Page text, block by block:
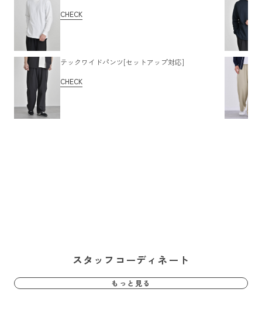
CHECK
テックワイドパンツ[セットアップ対応]
CHECK
スタッフコーディネート
もっと見る